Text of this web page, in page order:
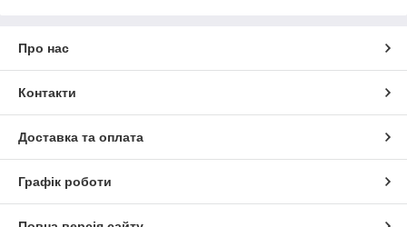
Про нас
Контакти
Доставка та оплата
Графік роботи